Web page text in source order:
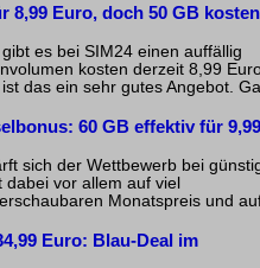
8,99 Euro, doch 50 GB kosten
es bei SIM24 einen auffällig
kosten derzeit 8,99
das ein sehr gutes Angebot.
60 GB effektiv für 9,99
sich der Wettbewerb bei
vor allem auf viel
Monatspreis und
Euro: Blau-Deal im